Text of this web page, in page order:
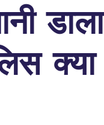
डाला
क्या